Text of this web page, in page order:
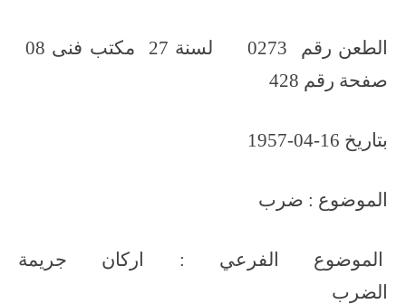
صفحة رقم 428
بتاريخ 16-04-1957
الموضوع : ضرب
الموضوع الفرعي : اركان جريمة
الضرب